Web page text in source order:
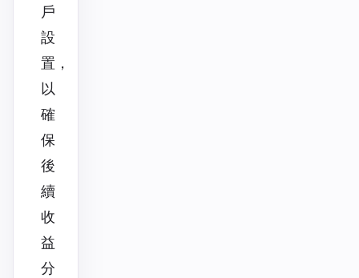
戶
設
置，
以
確
保
後
續
收
益
分